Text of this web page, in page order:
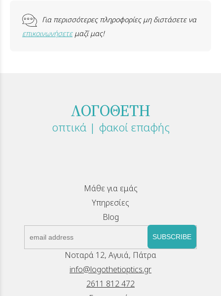
Για περισσότερες πληροφορίες μη διστάσετε να
επικοινωνήσετεμαζί μας!
ΛΟΓΟΘΕΤΗ
οπτικά | φακοί επαφής
Μάθε για εμάς
Υπηρεσίες
Blog
SUBSCRIBE
Νοταρά 12, Αγυιά, Πάτρα
info@logothetioptics.gr
2611 812 472